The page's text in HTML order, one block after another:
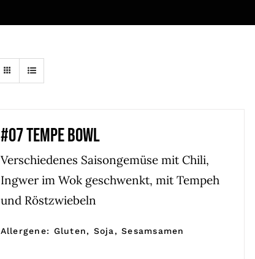
#07 TEMPE BOWL
Verschiedenes Saisongemüse mit Chili,
Ingwer im Wok geschwenkt, mit Tempeh
und Röstzwiebeln
Allergene: Gluten, Soja, Sesamsamen